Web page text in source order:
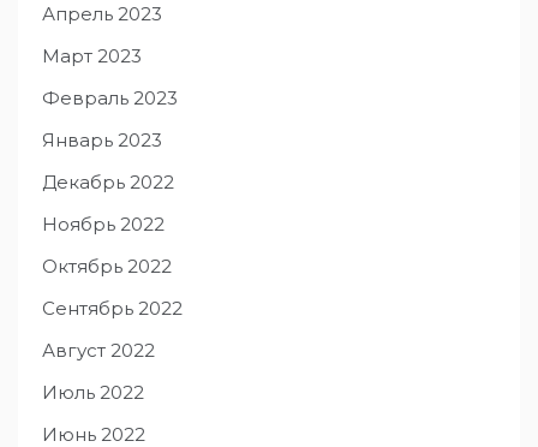
Апрель 2023
Март 2023
Февраль 2023
Январь 2023
Декабрь 2022
Ноябрь 2022
Октябрь 2022
Сентябрь 2022
Август 2022
Июль 2022
Июнь 2022